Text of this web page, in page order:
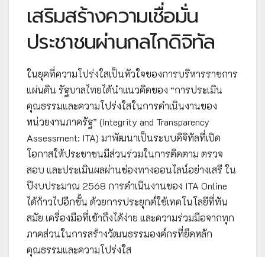
เสริมสร้างความเชื่อมั่น
ประชาชนผ่านกลไกดิจิทัล
ในยุคที่ความโปร่งใสเป็นหัวใจของการบริหารราชการ
แผ่นดิน รัฐบาลไทยได้นำแนวคิดของ “การประเมิน
คุณธรรมและความโปร่งใสในการดำเนินงานของ
หน่วยงานภาครัฐ” (Integrity and Transparency
Assessment: ITA) มาพัฒนาเป็นระบบดิจิทัลที่เปิด
โอกาสให้ประชาชนมีส่วนร่วมในการติดตาม ตรวจ
สอบ และประเมินผลผ่านช่องทางออนไลน์อย่างเสรี ใน
ปีงบประมาณ 2568 การดำเนินงานของ ITA Online
ได้ก้าวไปอีกขั้น ด้วยการประยุกต์ใช้เทคโนโลยีที่ทัน
สมัย เครื่องมือที่เข้าถึงได้ง่าย และความร่วมมือจากทุก
ภาคส่วนในการสร้างวัฒนธรรมองค์กรที่ยึดหลัก
คุณธรรมและความโปร่งใส